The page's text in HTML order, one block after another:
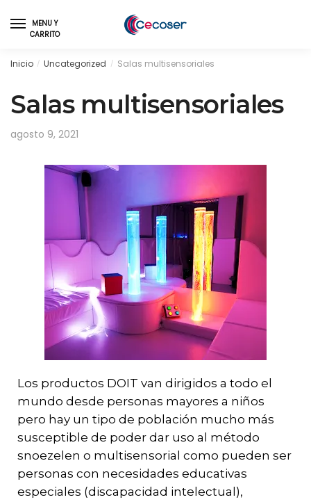
MENU Y
CARRITO
Inicio / Uncategorized / Salas multisensoriales
Salas multisensoriales
agosto 9, 2021
Los productos DOIT van dirigidos a todo el
mundo desde personas mayores a niños
pero hay un tipo de población mucho más
susceptible de poder dar uso al método
snoezelen o multisensorial como pueden ser
personas con necesidades educativas
especiales (discapacidad intelectual),